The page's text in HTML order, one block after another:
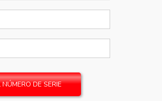
DE SERIE